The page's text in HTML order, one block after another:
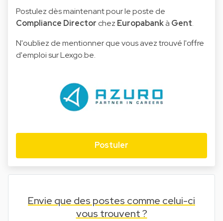
Postulez dès maintenant pour le poste de
Compliance Director chez Europabankà Gent.
N'oubliez de mentionner que vous avez trouvé l'offre
d'emploi sur Lexgo.be.
Postuler
Envie que des postes comme celui-ci
vous trouvent ?